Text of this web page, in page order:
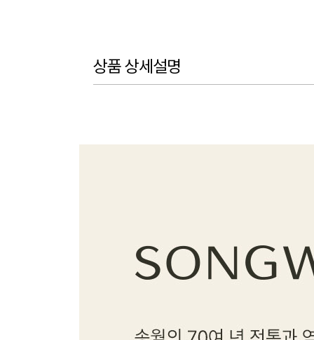
상품 상세설명